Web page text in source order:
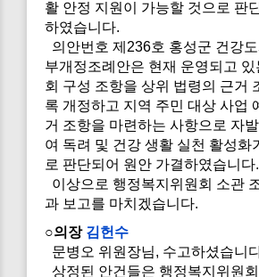
활 안정 지원이 가능할 것으로 판
하였습니다.
의안번호 제236호 홍성군 건강
부개정조례안은 현재 운영되고 있
회 구성 조항을 상위 법령의 근거
록 개정하고 지역 주민 대상 사업
거 조항을 마련하는 사항으로 자
여 독려 및 건강 생활 실천 활성화
로 판단되어 원안 가결하였습니다.
이상으로 행정복지위원회 소관
과 보고를 마치겠습니다.
○의장 김헌수
문병오 위원장님, 수고하셨습니
상정된 안건들은 행정복지위원